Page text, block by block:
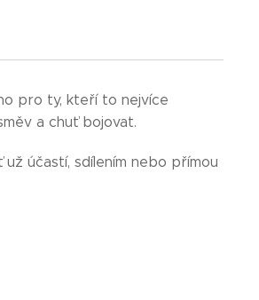
pro ty, kteří to nejvíce
a chuť bojovat. 💪
účastí, sdílením nebo přímou